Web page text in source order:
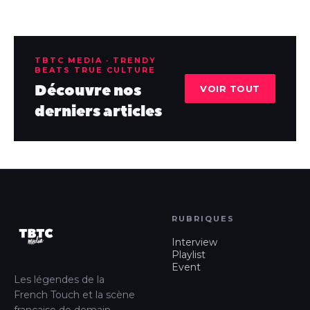
TBTC MEDIA · TRENDY
BEATS TRUE CULTURE
Découvre nos
derniers articles
VOIR TOUT
Les légendes de la
French Touch et la scène
RUBRIQUES
Interview
Playlist
Event